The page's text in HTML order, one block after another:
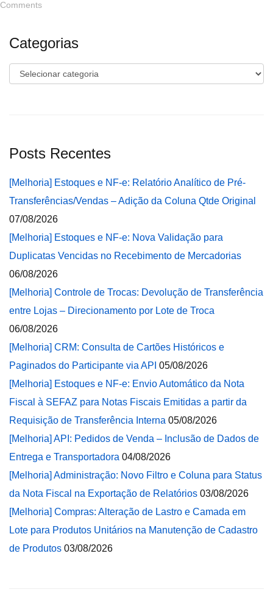
Comments
Categorias
Categorias
Posts Recentes
[Melhoria] Estoques e NF-e: Relatório Analítico de Pré-
Transferências/Vendas – Adição da Coluna Qtde Original
07/08/2026
[Melhoria] Estoques e NF-e: Nova Validação para
Duplicatas Vencidas no Recebimento de Mercadorias
06/08/2026
[Melhoria] Controle de Trocas: Devolução de Transferência
entre Lojas – Direcionamento por Lote de Troca
06/08/2026
[Melhoria] CRM: Consulta de Cartões Históricos e
Paginados do Participante via API 05/08/2026
[Melhoria] Estoques e NF-e: Envio Automático da Nota
Fiscal à SEFAZ para Notas Fiscais Emitidas a partir da
Requisição de Transferência Interna 05/08/2026
[Melhoria] API: Pedidos de Venda – Inclusão de Dados de
Entrega e Transportadora 04/08/2026
[Melhoria] Administração: Novo Filtro e Coluna para Status
da Nota Fiscal na Exportação de Relatórios 03/08/2026
[Melhoria] Compras: Alteração de Lastro e Camada em
Lote para Produtos Unitários na Manutenção de Cadastro
de Produtos 03/08/2026